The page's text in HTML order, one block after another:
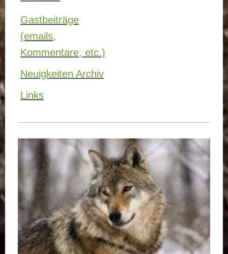
Gastbeiträge
(emails,
Kommentare, etc.)
Neuigkeiten Archiv
Links